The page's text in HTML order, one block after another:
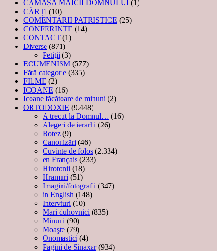
CĂMAȘA MAICII DOMNULUI (1)
CĂRȚI (10)
COMENTARII PATRISTICE (25)
CONFERINTE (14)
CONTACT (1)
Diverse (871)
Petiţii (3)
ECUMENISM (577)
Fără categorie (335)
FILME (2)
ICOANE (16)
Icoane făcătoare de minuni (2)
ORTODOXIE (9.448)
A trecut la Domnul… (16)
Alegeri de ierarhi (26)
Botez (9)
Canonizări (46)
Cuvinte de folos (2.334)
en Français (233)
Hirotonii (18)
Hramuri (51)
Imagini/fotografii (347)
in English (148)
Interviuri (10)
Mari duhovnici (835)
Minuni (90)
Moaşte (79)
Onomastici (4)
Pagini de Sinaxar(934)